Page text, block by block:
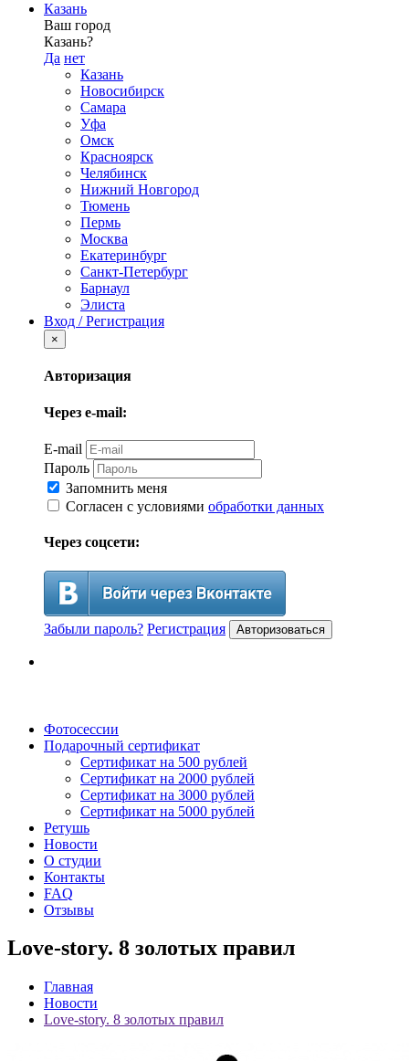
Казань
Ваш город
Казань?
Да нет
Казань
Новосибирск
Самара
Уфа
Омск
Красноярск
Челябинск
Нижний Новгород
Тюмень
Пермь
Москва
Екатеринбург
Санкт-Петербург
Барнаул
Элиста
Вход / Регистрация
×
Авторизация
Через e-mail:
E-mail
Пароль
Запомнить меня
Согласен с условиями обработки данных
Через соцсети:
Забыли пароль? Регистрация Авторизоваться
Фотосессии
Подарочный сертификат
Сертификат на 500 рублей
Сертификат на 2000 рублей
Сертификат на 3000 рублей
Сертификат на 5000 рублей
Ретушь
Новости
О студии
Контакты
FAQ
Отзывы
Love-story. 8 золотых правил
Главная
Новости
Love-story. 8 золотых правил